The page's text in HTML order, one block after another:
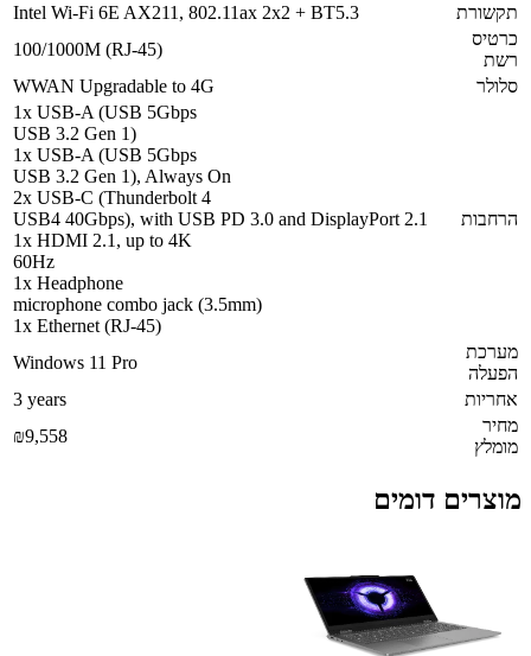
תקשורת
Intel Wi-Fi 6E AX211, 802.11ax 2x2 + BT5.3
כרטיס
רשת
100/1000M (RJ-45)
סלולר
WWAN Upgradable to 4G
הרחבות
1x USB-A (USB 5Gbps
USB 3.2 Gen 1)
1x USB-A (USB 5Gbps
USB 3.2 Gen 1), Always On
2x USB-C (Thunderbolt 4
USB4 40Gbps), with USB PD 3.0 and DisplayPort 2.1
1x HDMI 2.1, up to 4K
60Hz
1x Headphone
microphone combo jack (3.5mm)
1x Ethernet (RJ-45)
מערכת
הפעלה
Windows 11 Pro
אחריות
3 years
מחיר
מומלץ
₪9,558
מוצרים דומים